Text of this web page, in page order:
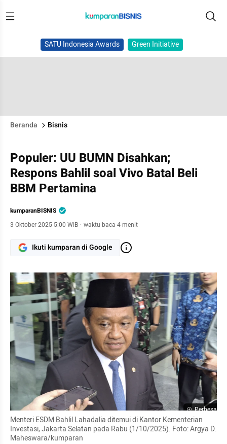
SATU Indonesia Awards Green Initiative
Beranda Bisnis
Populer: UU BUMN Disahkan;
Respons Bahlil soal Vivo Batal Beli
BBM Pertamina
kumparanBISNIS
3 Oktober 2025 5:00 WIB · waktu baca 4 menit
Ikuti kumparan di Google
Perbesar
Menteri ESDM Bahlil Lahadalia ditemui di Kantor Kementerian
Investasi, Jakarta Selatan pada Rabu (1/10/2025). Foto: Argya D.
Maheswara/kumparan